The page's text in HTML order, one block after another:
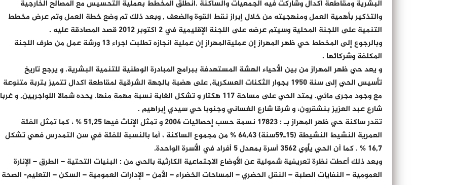
البشرية ومقاطعة اكدال وشاركت فيه الجمعيات والساكنة .انطلق المخطط بعملية التحسيس مع المصالح الخارجية
والتذكير بأهمية العمل ومنهجيته من خلال إبراز نقط القوة والضعف , وبعد ذلك تم وضع خطة العمل وتم عرض مخطط
التنمية على اللجنة المحلية وسيتم عرضه على اللجنة الإقليمية في 2 اكتوبر 2012 قصد المصادقة عليه .
وبالرجوع إلى المخطط حي ظهر المهراز إن عمليةالمهراز إن عملية انجازه تطلبت اجراء 13 ورشة عمل من طرف اللجنة
المكلفة وشركائها .
و يعد حي ظهر المهراز من بين الأحياء الهشة المستهدفة ببرامج المبادرة الوطنية للتنمية البشرية. و يرجع تاريخ
تأسيس الحي إلى سنة 1950 بجوار الثكنات العسكرية, على هضبة بالجهة الشرقية لمقاطعة اكدال تتميز بتربة متنوعة
مع وجود مجرى مائي. يمتد الحي على مساحة 117 هكتار و تشكل الغابة نسبة مهمة منها. يحده شمالا اللواجريين, و غربا
شارع عبد العزيز بنشقرون، و شرقا شارع الغساني وجنوبا حي سيدي إبراهيم .
تقدر ساكنة حي ظهر المهراز بـ : 17823 نسمة حسب إحصائيات 2004 و تمثل الإناث فيها 51,25 % ، كما تمثل الفئة
العمرية النشيط النشيطة (15ـ59سنة) 64,43 % من مجموع الساكنة ، أما بالنسبة للفئة في سن التمدرس فهي تشكل
16,7 % . كما أن الحي يأوي 3562 أسرة بمعدل 5 أفراد في الأسرة الواحدة.
وبعد ذلك أعطت نظرة تعريفية شمولية عن الأوضاع الاجتماعية الكارثية بالحي من : البنيات التحتية – الطرق – الإنارة
العمومية – النفايات الصلبة – النقل الحضري – المساحات الخضراء – الأمن – الإدارات العمومية – السكن – التعليم- الصحة